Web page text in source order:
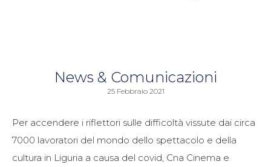
News & Comunicazioni
25 Febbraio 2021
Per accendere i riflettori sulle difficoltà vissute dai circa
7000 lavoratori del mondo dello spettacolo e della
cultura in Liguria a causa del covid, Cna Cinema e